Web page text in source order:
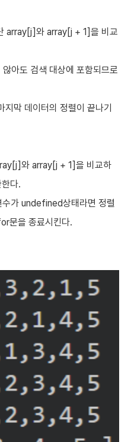
array[j]와 array[j + 1]을 비교
아도 검색 대상에 포함되므로
막 데이터의 정렬이 끝나기
와 array[j + 1]을 비교하
다.
가 undefined상태라면 정렬
문을 종료시킨다.